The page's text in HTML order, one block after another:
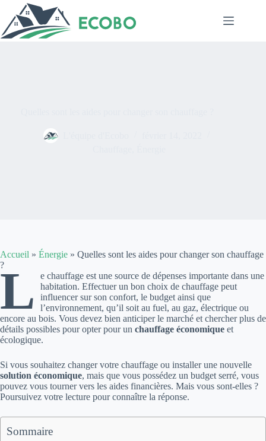
contenu
Accueil » Énergie » Quelles sont les aides pour changer son chauffage
?
L
e chauffage est une source de dépenses importante dans une
habitation. Effectuer un bon choix de chauffage peut
influencer sur son confort, le budget ainsi que
l’environnement, qu’il soit au fuel, au gaz, électrique ou
encore au bois. Vous devez bien anticiper le marché et chercher plus de
détails possibles pour opter pour un chauffage économique et
écologique.
Si vous souhaitez changer votre chauffage ou installer une nouvelle
solution économique, mais que vous possédez un budget serré, vous
pouvez vous tourner vers les aides financières. Mais vous sont-elles ?
Poursuivez votre lecture pour connaître la réponse.
Sommaire